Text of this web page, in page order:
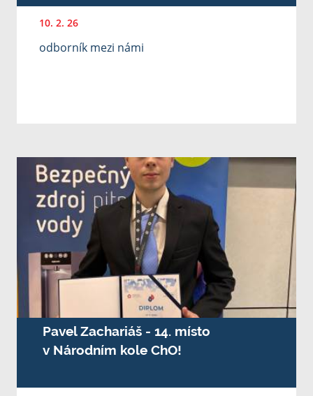
10. 2. 26
odborník mezi námi
Pavel Zachariáš - 14. místo
v Národním kole ChO!